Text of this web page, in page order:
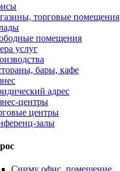
торговые помещения
помещения
услуг
бары, кафе
адрес
центры
центры
залы